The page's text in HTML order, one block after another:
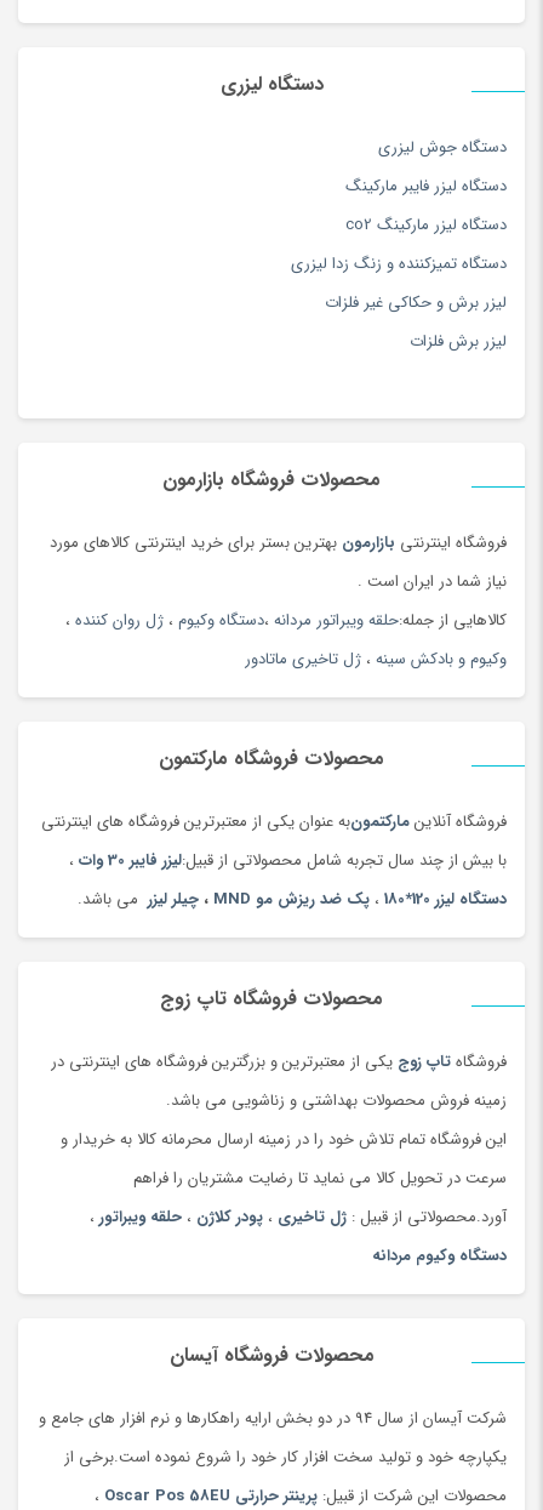
دستگاه لیزری
دستگاه جوش لیزری
دستگاه لیزر فایبر مارکینگ
دستگاه لیزر مارکینگ co2
دستگاه تمیزکننده و زنگ زدا لیزری
لیزر برش و حکاکی غیر فلزات
لیزر برش فلزات
محصولات فروشگاه بازارمون
فروشگاه اینترنتی بازارمون بهترین بستر برای خرید اینترنتی کالاهای مورد
نیاز شما در ایران است .
کالاهایی از جمله:حلقه ویبراتور مردانه ،دستگاه وکیوم ، ژل روان کننده ،
وکیوم و بادکش سینه ، ژل تاخیری ماتادور
محصولات فروشگاه مارکتمون
فروشگاه آنلاینمارکتمونبه عنوان یکی از معتبرترین فروشگاه های اینترنتی
با بیش از چند سال تجربه شامل محصولاتی از قبیل:لیزر فایبر 30 وات
،
دستگاه لیزر 120*180
، پک ضد ریزش مو MND ، چیلر لیزر می باشد.
محصولات فروشگاه تاپ زوج
فروشگاهتاپ زوج یکی از معتبرترین و بزرگترین فروشگاه های اینترنتی در
زمینه فروش محصولات بهداشتی و زناشویی می باشد.
این فروشگاه تمام تلاش خود را در زمینه ارسال محرمانه کالا به خریدار و
سرعت در تحویل کالا می نماید تا رضایت مشتریان را فراهم
آورد.محصولاتی از قبیل : ژل تاخیری ، پودر کلاژن ، حلقه ویبراتور ،
دستگاه وکیوم مردانه
محصولات فروشگاه آیسان
شرکت آیسان از سال 94 در دو بخش ارایه راهکارها و نرم افزار های جامع و
یکپارچه خود و تولید سخت افزار کار خود را شروع نموده است.برخی از
محصولات این شرکت از قبیل: پرینتر حرارتی Oscar Pos 58EU
،
عنوان کوپلینگ خروجی مورد استفاده قرار می گیرند، زیرا بازتاب های